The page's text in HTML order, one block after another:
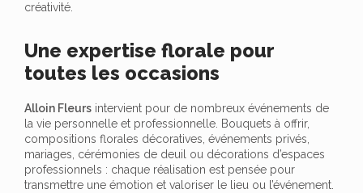
créativité.
Une expertise florale pour
toutes les occasions
Alloin Fleurs intervient pour de nombreux événements de
la vie personnelle et professionnelle. Bouquets à offrir,
compositions florales décoratives, événements privés,
mariages, cérémonies de deuil ou décorations d’espaces
professionnels : chaque réalisation est pensée pour
transmettre une émotion et valoriser le lieu ou l’événement.